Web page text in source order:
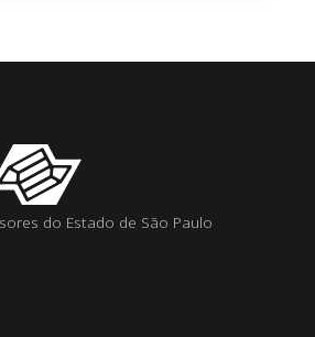
do Estado de São Paulo